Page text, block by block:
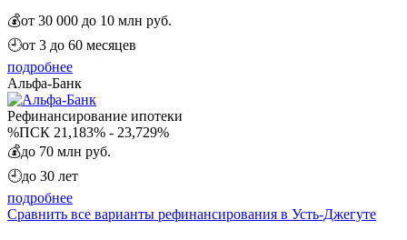
💰от 30 000 до 10 млн руб.
🕘от 3 до 60 месяцев
подробнее
Альфа-Банк
Рефинансирование ипотеки
%ПСК 21,183% - 23,729%
💰до 70 млн руб.
🕘до 30 лет
подробнее
Сравнить все варианты рефинансирования в Усть-Джегуте